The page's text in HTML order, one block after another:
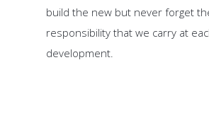
build the new but never forget
responsibility that we carry at
development.